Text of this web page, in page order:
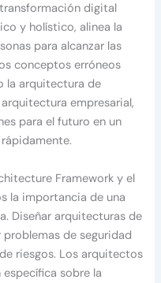
digital
y holístico, alinea la
para alcanzar las
conceptos erróneos
la arquitectura de
empresarial,
para el futuro en un
Framework y el
la importancia de una
Diseñar arquitecturas de
de seguridad
riesgos. Los arquitectos
sobre la